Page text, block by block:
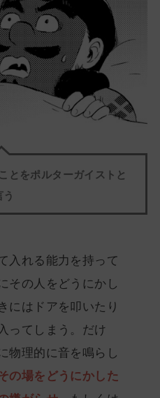
とをポルターガイストと
入れる能力を持って
その人をどうにかし
にはドアを叩いたり
ってしまう。だけ
物理的に音を鳴らし
の場をどうにかした